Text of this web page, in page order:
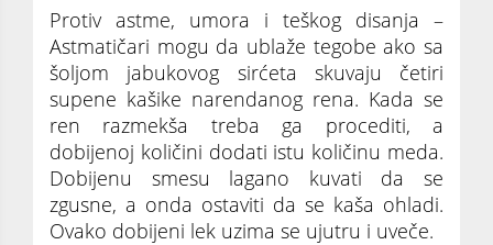
Protiv astme, umora i teškog disanja –
Astmatičari mogu da ublaže tegobe ako sa
šoljom jabukovog sirćeta skuvaju četiri
supene kašike narendanog rena. Kada se
ren razmekša treba ga procediti, a
dobijenoj količini dodati istu količinu meda.
Dobijenu smesu lagano kuvati da se
zgusne, a onda ostaviti da se kaša ohladi.
Ovako dobijeni lek uzima se ujutru i uveče.